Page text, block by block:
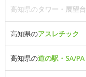
高知県のタワー・展望台
高知県のアスレチック
高知県の道の駅・SA/PA